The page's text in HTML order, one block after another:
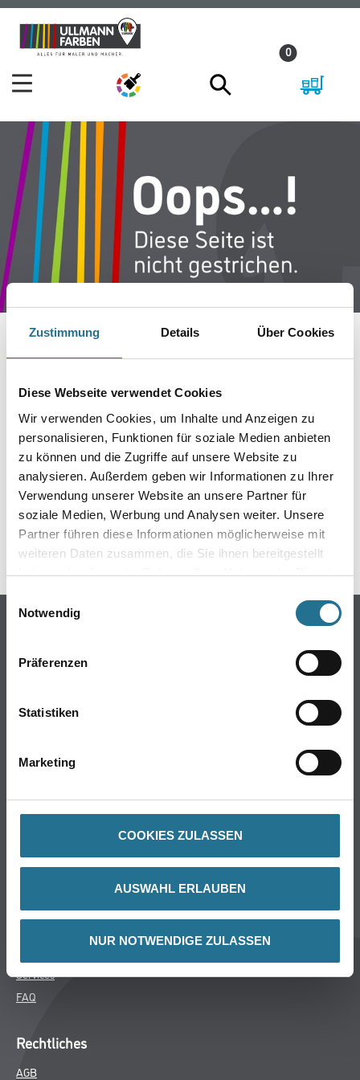
Zustimmung Details Über Cookies
Diese Webseite verwendet Cookies
Wir verwenden Cookies, um Inhalte und Anzeigen zu
personalisieren, Funktionen für soziale Medien anbieten
zu können und die Zugriffe auf unsere Website zu
analysieren. Außerdem geben wir Informationen zu Ihrer
Verwendung unserer Website an unsere Partner für
soziale Medien, Werbung und Analysen weiter. Unsere
Partner führen diese Informationen möglicherweise mit
weiteren Daten zusammen, die Sie ihnen bereitgestellt
haben oder die sie im Rahmen Ihrer Nutzung der Dienste
Einwilligungsauswahl
Notwendig
Präferenzen
Statistiken
Marketing
COOKIES ZULASSEN
AUSWAHL ERLAUBEN
NUR NOTWENDIGE ZULASSEN
Zum
Inhalt
Zum
Navigationsmenü
0
IST AUFGETRETEN
Keine Sorge, wir pinseln schon an der Lösung und
werden das Problem so schnell wie möglich beheben.
Erkunden Sie in der Zwischenzeit unseren Online-Shop
und lassen Sie sich inspirieren.
ZURÜCK ZUM ONLINE-SHOP
Online-Shop
Putze- und Spachtelmassen
Wand- & Deckenbeläge
Über uns
MPlus
Services
FAQ
Rechtliches
AGB